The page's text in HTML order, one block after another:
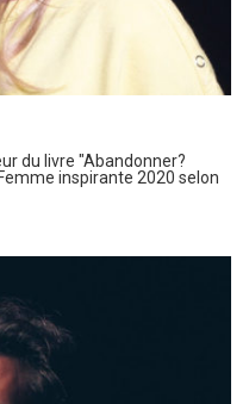
du livre "Abandonner?
inspirante 2020 selon